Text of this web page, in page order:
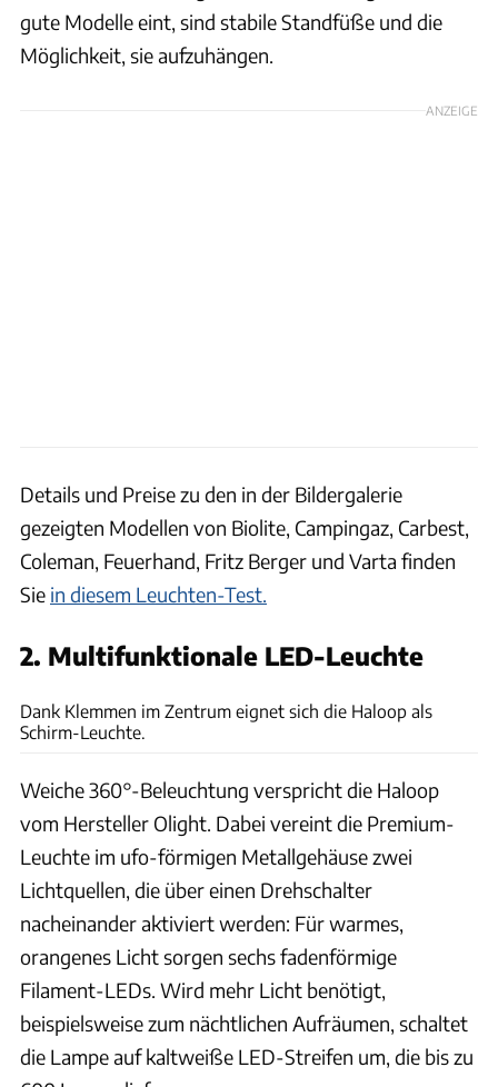
gute Modelle eint, sind stabile Standfüße und die
Möglichkeit, sie aufzuhängen.
ANZEIGE
Details und Preise zu den in der Bildergalerie
gezeigten Modellen von Biolite, Campingaz, Carbest,
Coleman, Feuerhand, Fritz Berger und Varta finden
Sie in diesem Leuchten-Test.
2. Multifunktionale LED-Leuchte
Dank Klemmen im Zentrum eignet sich die Haloop als
Schirm-Leuchte.
Weiche 360°-Beleuchtung verspricht die Haloop
vom Hersteller Olight. Dabei vereint die Premium-
Leuchte im ufo-förmigen Metallgehäuse zwei
Lichtquellen, die über einen Drehschalter
nacheinander aktiviert werden: Für warmes,
orangenes Licht sorgen sechs fadenförmige
Filament-LEDs. Wird mehr Licht benötigt,
beispielsweise zum nächtlichen Aufräumen, schaltet
die Lampe auf kaltweiße LED-Streifen um, die bis zu